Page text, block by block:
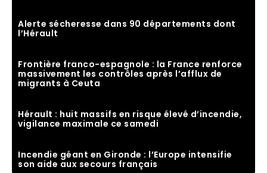
Alerte sécheresse dans 90 départements dont
l’Hérault
Frontière franco-espagnole : la France renforce
massivement les contrôles après l’afflux de
migrants à Ceuta
Hérault : huit massifs en risque élevé d’incendie,
vigilance maximale ce samedi
Incendie géant en Gironde : l’Europe intensifie
son aide aux secours français